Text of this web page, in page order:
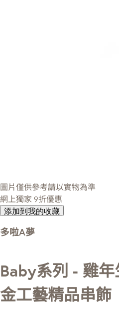
圖片僅供參考請以實物為準
網上獨家 9折優惠
添加到我的收藏
多啦A夢
Baby系列 - 雞
金工藝精品串飾